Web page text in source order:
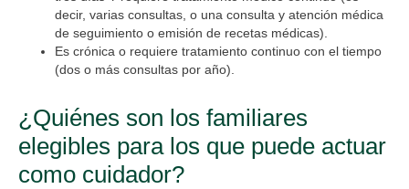
decir, varias consultas, o una consulta y atención médica
de seguimiento o emisión de recetas médicas).
Es crónica o requiere tratamiento continuo con el tiempo
(dos o más consultas por año).
¿Quiénes son los familiares
elegibles para los que puede actuar
como cuidador?